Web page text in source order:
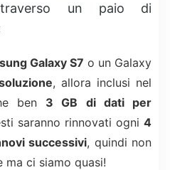
un paio di
Galaxy S7 o un Galaxy
, allora inclusi nel
ben 3 GB di dati per
saranno rinnovati ogni 4
successivi, quindi non
ma ci siamo quasi!